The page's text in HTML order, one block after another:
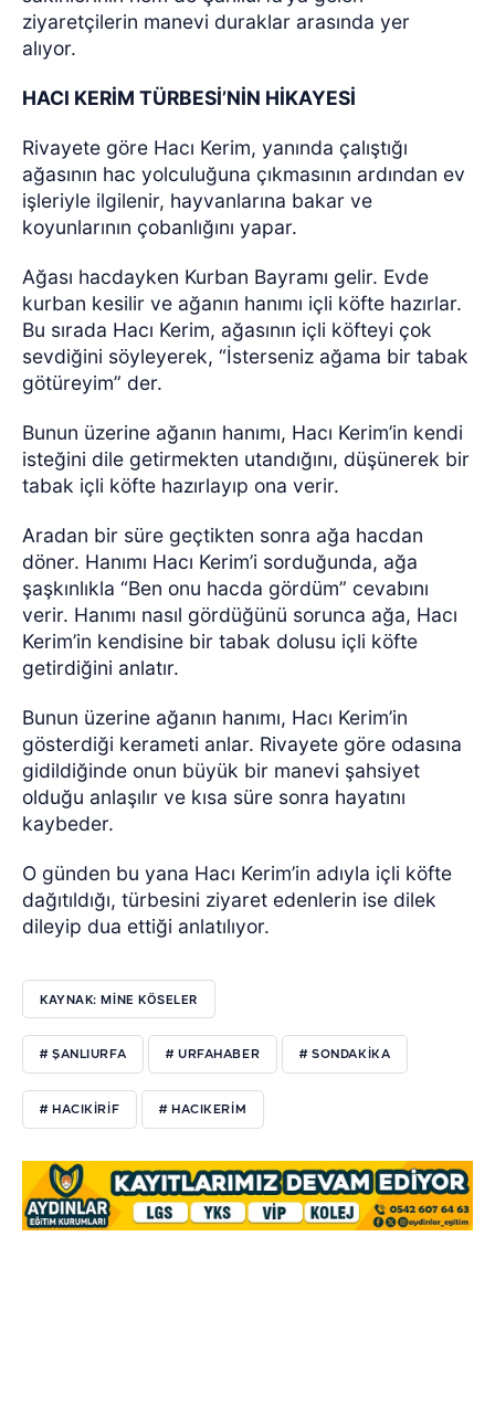
ziyaretçilerin manevi duraklar arasında yer
alıyor.
HACI KERİM TÜRBESİ’NİN HİKAYESİ
Rivayete göre Hacı Kerim, yanında çalıştığı
ağasının hac yolculuğuna çıkmasının ardından ev
işleriyle ilgilenir, hayvanlarına bakar ve
koyunlarının çobanlığını yapar.
Ağası hacdayken Kurban Bayramı gelir. Evde
kurban kesilir ve ağanın hanımı içli köfte hazırlar.
Bu sırada Hacı Kerim, ağasının içli köfteyi çok
sevdiğini söyleyerek, “İsterseniz ağama bir tabak
götüreyim” der.
Bunun üzerine ağanın hanımı, Hacı Kerim’in kendi
isteğini dile getirmekten utandığını, düşünerek bir
tabak içli köfte hazırlayıp ona verir.
Aradan bir süre geçtikten sonra ağa hacdan
döner. Hanımı Hacı Kerim’i sorduğunda, ağa
şaşkınlıkla “Ben onu hacda gördüm” cevabını
verir. Hanımı nasıl gördüğünü sorunca ağa, Hacı
Kerim’in kendisine bir tabak dolusu içli köfte
getirdiğini anlatır.
Bunun üzerine ağanın hanımı, Hacı Kerim’in
gösterdiği kerameti anlar. Rivayete göre odasına
gidildiğinde onun büyük bir manevi şahsiyet
olduğu anlaşılır ve kısa süre sonra hayatını
kaybeder.
O günden bu yana Hacı Kerim’in adıyla içli köfte
dağıtıldığı, türbesini ziyaret edenlerin ise dilek
dileyip dua ettiği anlatılıyor.
KAYNAK: MİNE KÖSELER
# ŞANLIURFA # URFAHABER # SONDAKIKA
# HACIKIRIF # HACIKERIM